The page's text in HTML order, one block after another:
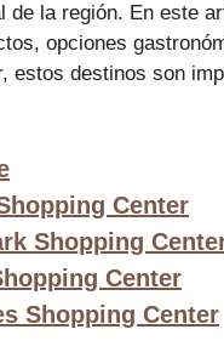
la región. En este
opciones
estos destinos son
Center
Shopping
Center
Shopping Center